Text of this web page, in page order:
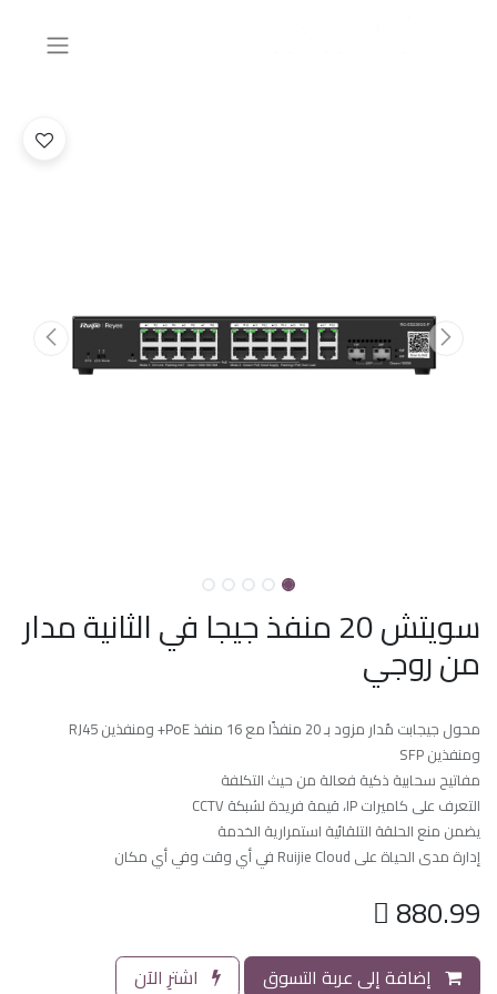
سويتش 20 منفذ جيجا في الثانية مدار
من روجي
محول جيجابت مُدار مزود بـ 20 منفذًا مع 16 منفذ PoE+ ومنفذين RJ45
ومنفذين SFP
مفاتيح سحابية ذكية فعالة من حيث التكلفة
التعرف على كاميرات IP، قيمة فريدة لشبكة CCTV
يضمن منع الحلقة التلقائية استمرارية الخدمة
إدارة مدى الحياة على Ruijie Cloud في أي وقت وفي أي مكان
880.99
إضافة إلى عربة التسوق اشترِ الآن